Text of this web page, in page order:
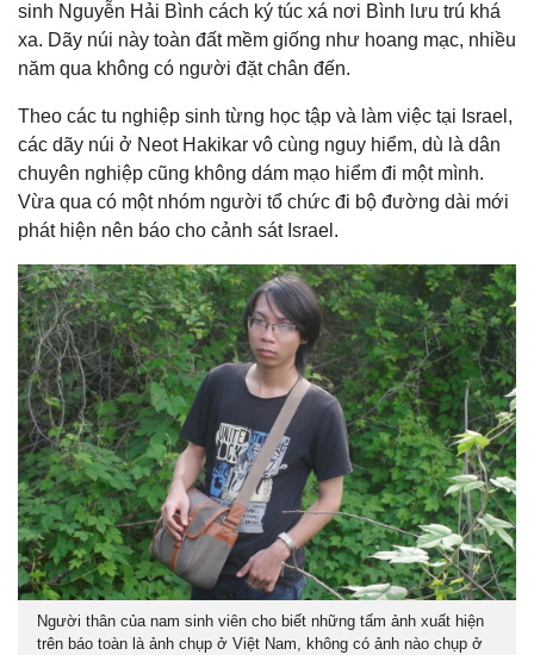
sinh Nguyễn Hải Bình cách ký túc xá nơi Bình lưu trú khá
xa. Dãy núi này toàn đất mềm giống như hoang mạc, nhiều
năm qua không có người đặt chân đến.
Theo các tu nghiệp sinh từng học tập và làm việc tại Israel,
các dãy núi ở Neot Hakikar vô cùng nguy hiểm, dù là dân
chuyên nghiệp cũng không dám mạo hiểm đi một mình.
Vừa qua có một nhóm người tổ chức đi bộ đường dài mới
phát hiện nên báo cho cảnh sát Israel.
Người thân của nam sinh viên cho biết những tấm ảnh xuất hiện
trên báo toàn là ảnh chụp ở Việt Nam, không có ảnh nào chụp ở